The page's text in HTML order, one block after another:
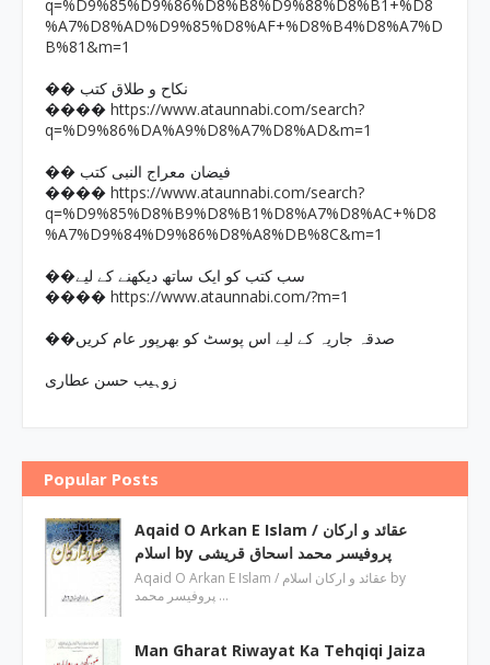
q=%D9%85%D9%86%D8%B8%D9%88%D8%B1+%D8
%A7%D8%AD%D9%85%D8%AF+%D8%B4%D8%A7%D
B%81&m=1
�� نکاح و طلاق کتب
���� https://www.ataunnabi.com/search?
q=%D9%86%DA%A9%D8%A7%D8%AD&m=1
�� فیضان معراج النبی کتب
���� https://www.ataunnabi.com/search?
q=%D9%85%D8%B9%D8%B1%D8%A7%D8%AC+%D8
%A7%D9%84%D9%86%D8%A8%DB%8C&m=1
��سب کتب کو ایک ساتھ دیکھنے کے لیے
���� https://www.ataunnabi.com/?m=1
��صدقہ جاریہ کے لیے اس پوسٹ کو بھرپور عام کریں
زوہیب حسن عطاری
Popular Posts
Aqaid O Arkan E Islam / عقائد و ارکان
اسلام by پروفیسر محمد اسحاق قریشی
Aqaid O Arkan E Islam / عقائد و ارکان اسلام by
پروفیسر محمد …
Man Gharat Riwayat Ka Tehqiqi Jaiza